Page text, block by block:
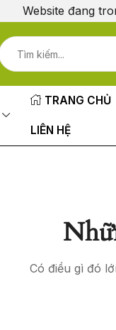
Website đang
TRANG CHỦ
LIÊN HỆ
Có điều gì đó